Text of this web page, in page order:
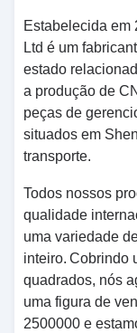
Estabelecida em
Ltd é um
estado
a produção de
peças de
situados em
transporte.
Todos nossos
qualidade
uma variedade
inteiro. Cobrindo
quadrados, nós
uma figura de
2500000 e